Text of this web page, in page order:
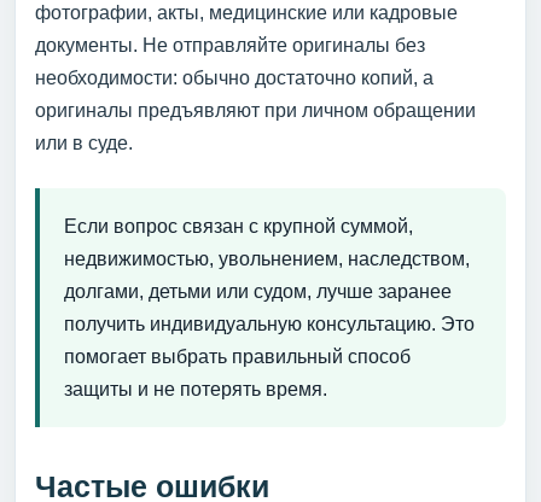
фотографии, акты, медицинские или кадровые
документы. Не отправляйте оригиналы без
необходимости: обычно достаточно копий, а
оригиналы предъявляют при личном обращении
или в суде.
Если вопрос связан с крупной суммой,
недвижимостью, увольнением, наследством,
долгами, детьми или судом, лучше заранее
получить индивидуальную консультацию. Это
помогает выбрать правильный способ
защиты и не потерять время.
Частые ошибки